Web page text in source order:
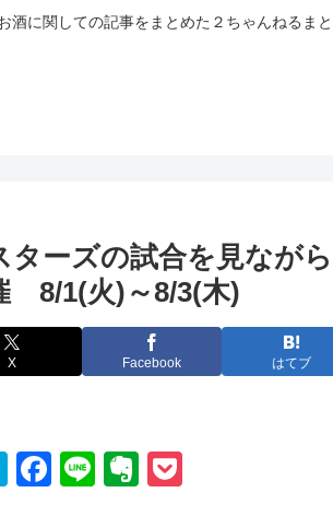
酒に関しての記事をまとめた２ちゃんねるま
ターズの試合を見なが
8/1(火)～8/3(木)
X Facebook はてブ
H
F
Li
E